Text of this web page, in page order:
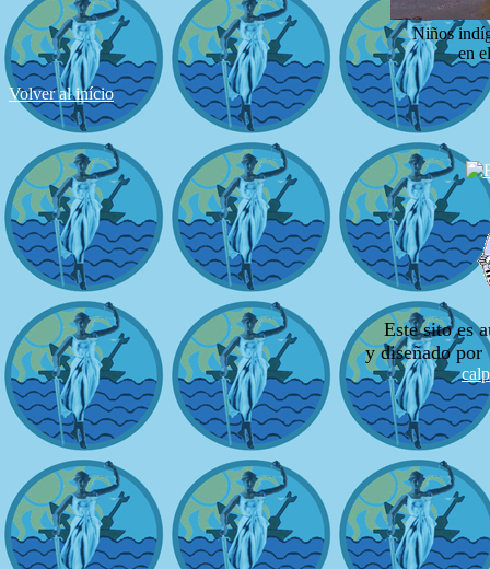
Niños
en
Volver al início
Este sito es
y diseñado